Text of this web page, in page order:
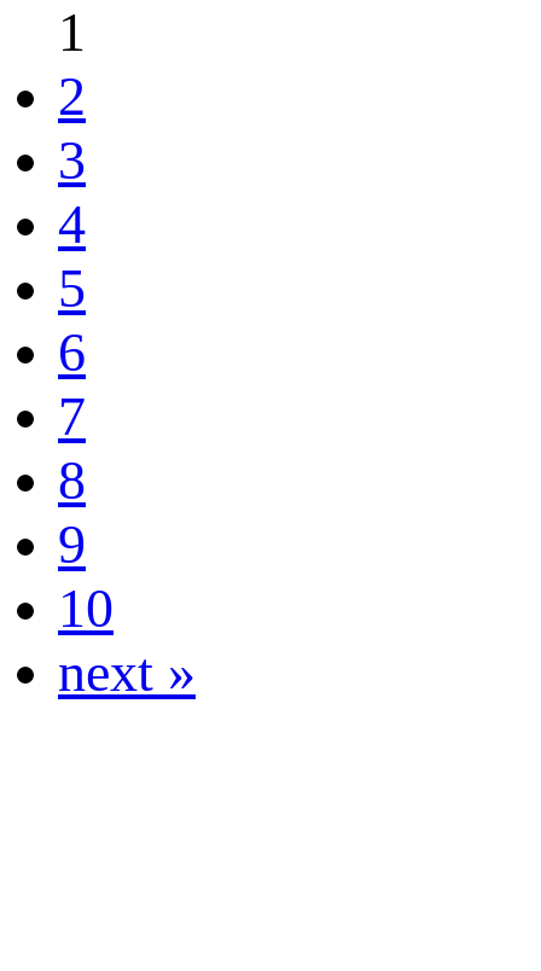
1
2
3
4
5
6
7
8
9
10
next »